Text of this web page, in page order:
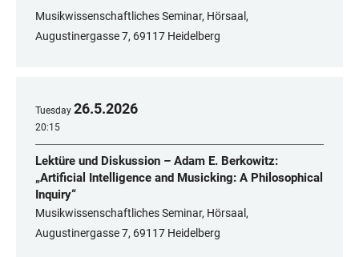
Musikwissenschaftliches Seminar, Hörsaal,
Augustinergasse 7, 69117 Heidelberg
Tuesday 26.5.2026
20:15
Lektüre und Diskussion – Adam E. Berkowitz:
„Artificial Intelligence and Musicking: A Philosophical
Inquiry“
Musikwissenschaftliches Seminar, Hörsaal,
Augustinergasse 7, 69117 Heidelberg